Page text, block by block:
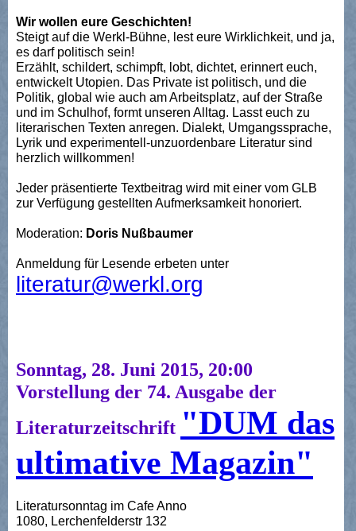
Wir wollen eure Geschichten!
Steigt auf die Werkl-Bühne, lest eure Wirklichkeit, und ja,
es darf politisch sein!
Erzählt, schildert, schimpft, lobt, dichtet, erinnert euch,
entwickelt Utopien. Das Private ist politisch, und die
Politik, global wie auch am Arbeitsplatz, auf der Straße
und im Schulhof, formt unseren Alltag. Lasst euch zu
literarischen Texten anregen. Dialekt, Umgangssprache,
Lyrik und experimentell-unzuordenbare Literatur sind
herzlich willkommen!
Jeder präsentierte Textbeitrag wird mit einer vom GLB
zur Verfügung gestellten Aufmerksamkeit honoriert.
Moderation: Doris Nußbaumer
Anmeldung für Lesende erbeten unter
literatur@werkl.org
Sonntag, 28. Juni 2015, 20:00
Vorstellung der 74. Ausgabe der
Literaturzeitschrift "DUM das
ultimative Magazin"
Literatursonntag im Cafe Anno
1080, Lerchenfelderstr 132